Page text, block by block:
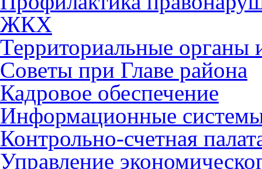
ЖКХ
Территориальные органы
Советы при Главе района
Кадровое обеспечение
Информационные
Контрольно-счетная
Управление